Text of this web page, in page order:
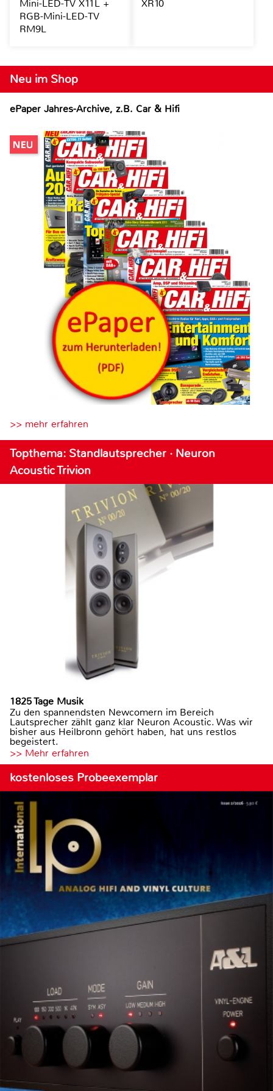
Neu im Shop
ePaper Jahres-Archive, z.B. Car & Hifi
>> mehr erfahren
Topthema: Standlautsprecher · Neuron
Acoustic Trivion
1825 Tage Musik
Zu den spannendsten Newcomern im Bereich
Lautsprecher zählt ganz klar Neuron Acoustic. Was wir
bisher aus Heilbronn gehört haben, hat uns restlos
begeistert.
>> Mehr erfahren
kostenloses Probeexemplar
Mini-LED-TV X11L +
RGB-Mini-LED-TV
RM9L
XR10